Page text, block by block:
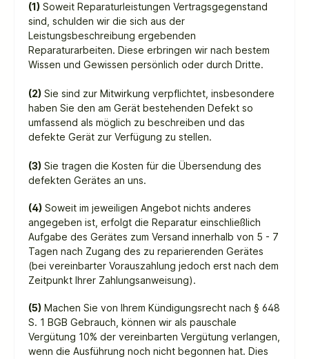
(1) Soweit Reparaturleistungen Vertragsgegenstand
sind, schulden wir die sich aus der
Leistungsbeschreibung ergebenden
Reparaturarbeiten. Diese erbringen wir nach bestem
Wissen und Gewissen persönlich oder durch Dritte.
(2) Sie sind zur Mitwirkung verpflichtet, insbesondere
haben Sie den am Gerät bestehenden Defekt so
umfassend als möglich zu beschreiben und das
defekte Gerät zur Verfügung zu stellen.
(3) Sie tragen die Kosten für die Übersendung des
defekten Gerätes an uns.
(4) Soweit im jeweiligen Angebot nichts anderes
angegeben ist, erfolgt die Reparatur einschließlich
Aufgabe des Gerätes zum Versand innerhalb von 5 - 7
Tagen nach Zugang des zu reparierenden Gerätes
(bei vereinbarter Vorauszahlung jedoch erst nach dem
Zeitpunkt Ihrer Zahlungsanweisung).
(5) Machen Sie von Ihrem Kündigungsrecht nach § 648
S. 1 BGB Gebrauch, können wir als pauschale
Vergütung 10% der vereinbarten Vergütung verlangen,
wenn die Ausführung noch nicht begonnen hat. Dies